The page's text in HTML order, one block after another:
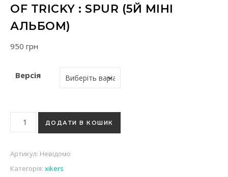
OF TRICKY : SPUR (5Й МІНІ
АЛЬБОМ)
950 грн
Версія
K-pop альбом xikers - HOUSE OF TRICKY : SPUR (5й міні
ДОДАТИ В КОШИК
Артикул: Невідомо
Категорія: xikers